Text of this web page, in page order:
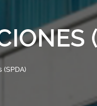
(SPDA)